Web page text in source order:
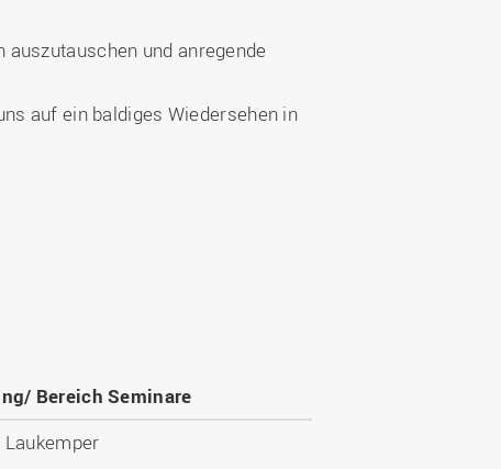
und anregende
auf ein baldiges Wiedersehen in
Bereich Seminare
Laukemper